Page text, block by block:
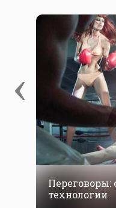
‹
Переговоры:
технологии